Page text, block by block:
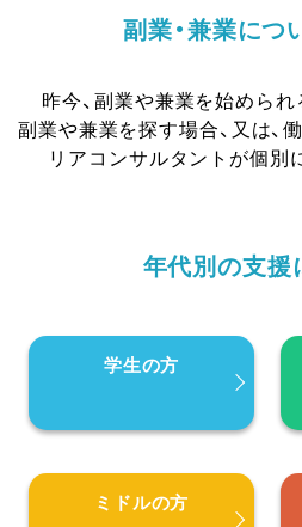
副業・兼業につ
昨今、副業や兼業を始められ
副業や兼業を探す場合、又は、
リアコンサルタントが個別
年代別の支援
学生の方
ミドルの方